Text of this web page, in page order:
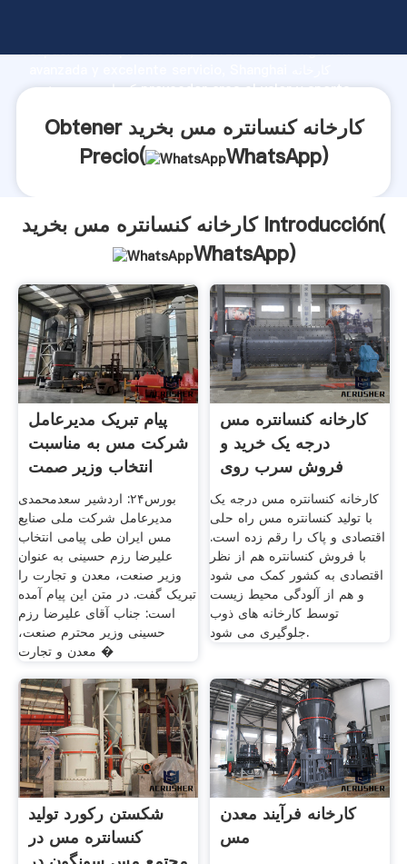
capacidad de producción, fuerza de investigación
کنسانتره مس بخرید proveedor crea el valor y aporta
Obtener کارخانه کنسانتره مس بخرید
Precio(
WhatsApp)
کارخانه کنسانتره مس بخرید Introducción(
WhatsApp)
پیام تبریک مدیرعامل
شرکت مس به مناسبت
انتخاب وزیر صمت
بورس۲۴: اردشیر سعدمحمدی
مدیرعامل شرکت ملی صنایع
مس ایران طی پیامی انتخاب
علیرضا رزم حسینی به عنوان
وزیر صنعت، معدن و تجارت را
تبریک گفت. در متن این پیام آمده
است: جناب آقای علیرضا رزم
حسینی وزیر محترم صنعت،
معدن و تجارت �
کارخانه کنسانتره مس
درجه یک خرید و
فروش سرب روی
مسبازار
کارخانه کنسانتره مس درجه یک
با تولید کنسانتره مس راه حلی
اقتصادی و پاک را رقم زده است.
با فروش کنسانتره هم از نظر
اقتصادی به کشور کمک‌ می شود
و هم از آلودگی محیط زیست
توسط کارخانه های ذوب
جلوگیری می شود.
شکستن رکورد تولید
کنسانتره مس در
کارخانه فرآیند معدن
مس